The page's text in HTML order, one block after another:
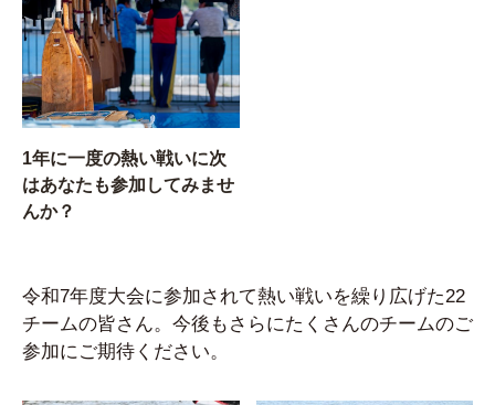
1年に一度の熱い戦いに次
はあなたも参加してみませ
んか？
令和7年度大会に参加されて熱い戦いを繰り広げた22
チームの皆さん。今後もさらにたくさんのチームのご
参加にご期待ください。